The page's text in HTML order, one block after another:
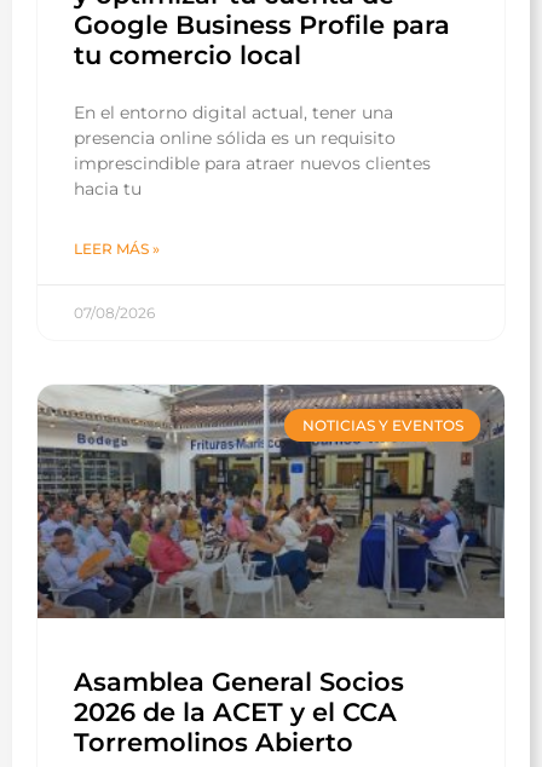
Google Business Profile para
tu comercio local
En el entorno digital actual, tener una
presencia online sólida es un requisito
imprescindible para atraer nuevos clientes
hacia tu
LEER MÁS »
07/08/2026
NOTICIAS Y EVENTOS
Asamblea General Socios
2026 de la ACET y el CCA
Torremolinos Abierto